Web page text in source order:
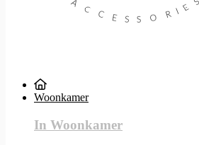
Woonkamer
In Woonkamer